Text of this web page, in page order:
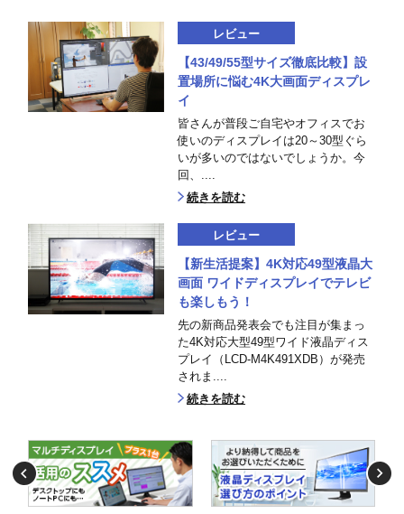
レビュー
【43/49/55型サイズ徹底比較】設
置場所に悩む4K大画面ディスプレ
イ
皆さんが普段ご自宅やオフィスでお
使いのディスプレイは20～30型ぐら
いが多いのではないでしょうか。今
回、....
続きを読む
レビュー
【新生活提案】4K対応49型液晶大
画面 ワイドディスプレイでテレビ
も楽しもう！
先の新商品発表会でも注目が集まっ
た4K対応大型49型ワイド液晶ディス
プレイ（LCD-M4K491XDB）が発売
されま....
続きを読む